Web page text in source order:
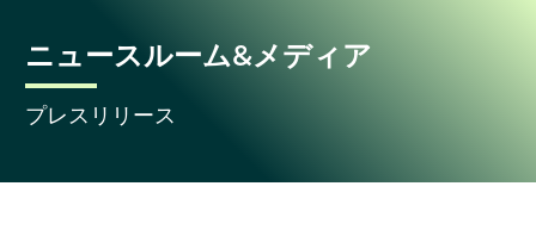
ニュースルーム&メディア
プレスリリース